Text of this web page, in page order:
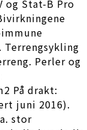
og Stat-B Pro
Terrengsykling
Perler og
På drakt:
juni 2016).
stor